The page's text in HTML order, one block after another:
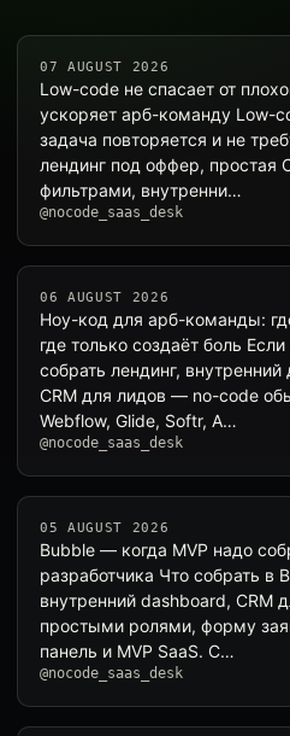
07 AUGUST 2026
Low-code не спасает от
ускоряет арб-команду Low-
задача повторяется и не
лендинг под оффер, простая
фильтрами, внутренни…
@nocode_saas_desk
06 AUGUST 2026
Ноу-код для арб-команды:
где только создаёт боль
собрать лендинг,
CRM для лидов — no-code
Webflow, Glide, Softr, A…
@nocode_saas_desk
05 AUGUST 2026
Bubble — когда MVP надо
разработчика Что собрать в
внутренний dashboard, CRM
простыми ролями, форму
панель и MVP SaaS. С…
@nocode_saas_desk